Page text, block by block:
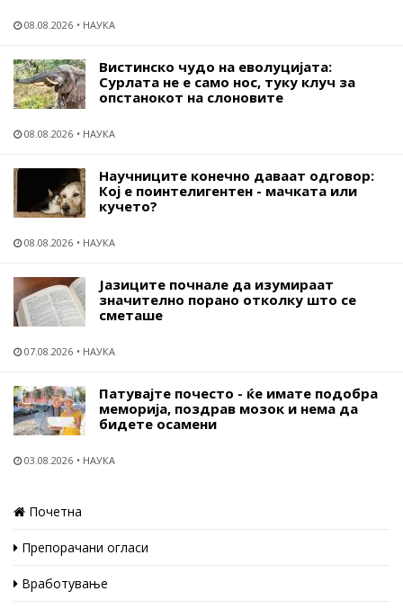
08.08.2026 НАУКА
Вистинско чудо на еволуцијата:
Сурлата не е само нос, туку клуч за
опстанокот на слоновите
08.08.2026 НАУКА
Научниците конечно даваат одговор:
Кој е поинтелигентен - мачката или
кучето?
08.08.2026 НАУКА
Јазиците почнале да изумираат
значително порано отколку што се
сметаше
07.08.2026 НАУКА
Патувајте почесто - ќе имате подобра
меморија, поздрав мозок и нема да
бидете осамени
03.08.2026 НАУКА
Почетна
Препорачани огласи
Вработување